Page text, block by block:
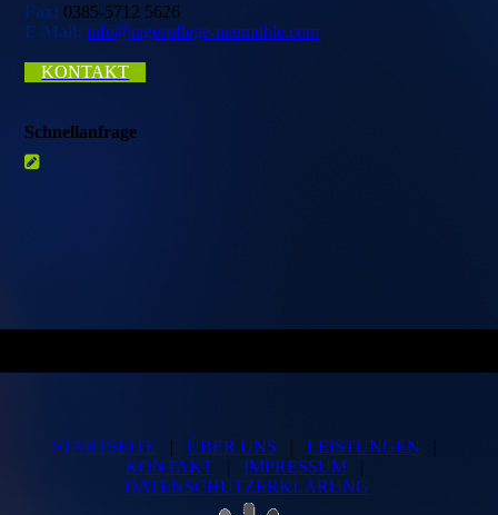
Fax: 0385-5712 5626
E-Mail:info@tagespflege-neumühle.com
KONTAKT
Schnellanfrage
STARTSEITE ÜBER UNS LEISTUNGEN
KONTAKT
IMPRESSUM
DATENSCHUTZERKLÄRUNG